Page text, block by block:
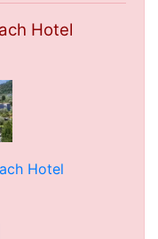
Hotel